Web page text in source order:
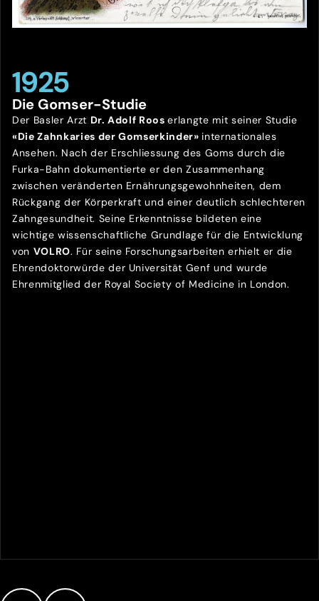
1925
Die Gomser-Studie
Der Basler Arzt Dr. Adolf Rooserlangte mit seiner Studie
«Die Zahnkaries der Gomserkinder» internationales
Ansehen. Nach der Erschliessung des Goms durch die
Furka-Bahn dokumentierte er den Zusammenhang
zwischen veränderten Ernährungsgewohnheiten, dem
Rückgang der Körperkraft und einer deutlich schlechteren
Zahngesundheit. Seine Erkenntnisse bildeten eine
wichtige wissenschaftliche Grundlage für die Entwicklung
von VOLRO. Für seine Forschungsarbeiten erhielt er die
Ehrendoktorwürde der Universität Genf und wurde
Ehrenmitglied der Royal Society of Medicine in London.